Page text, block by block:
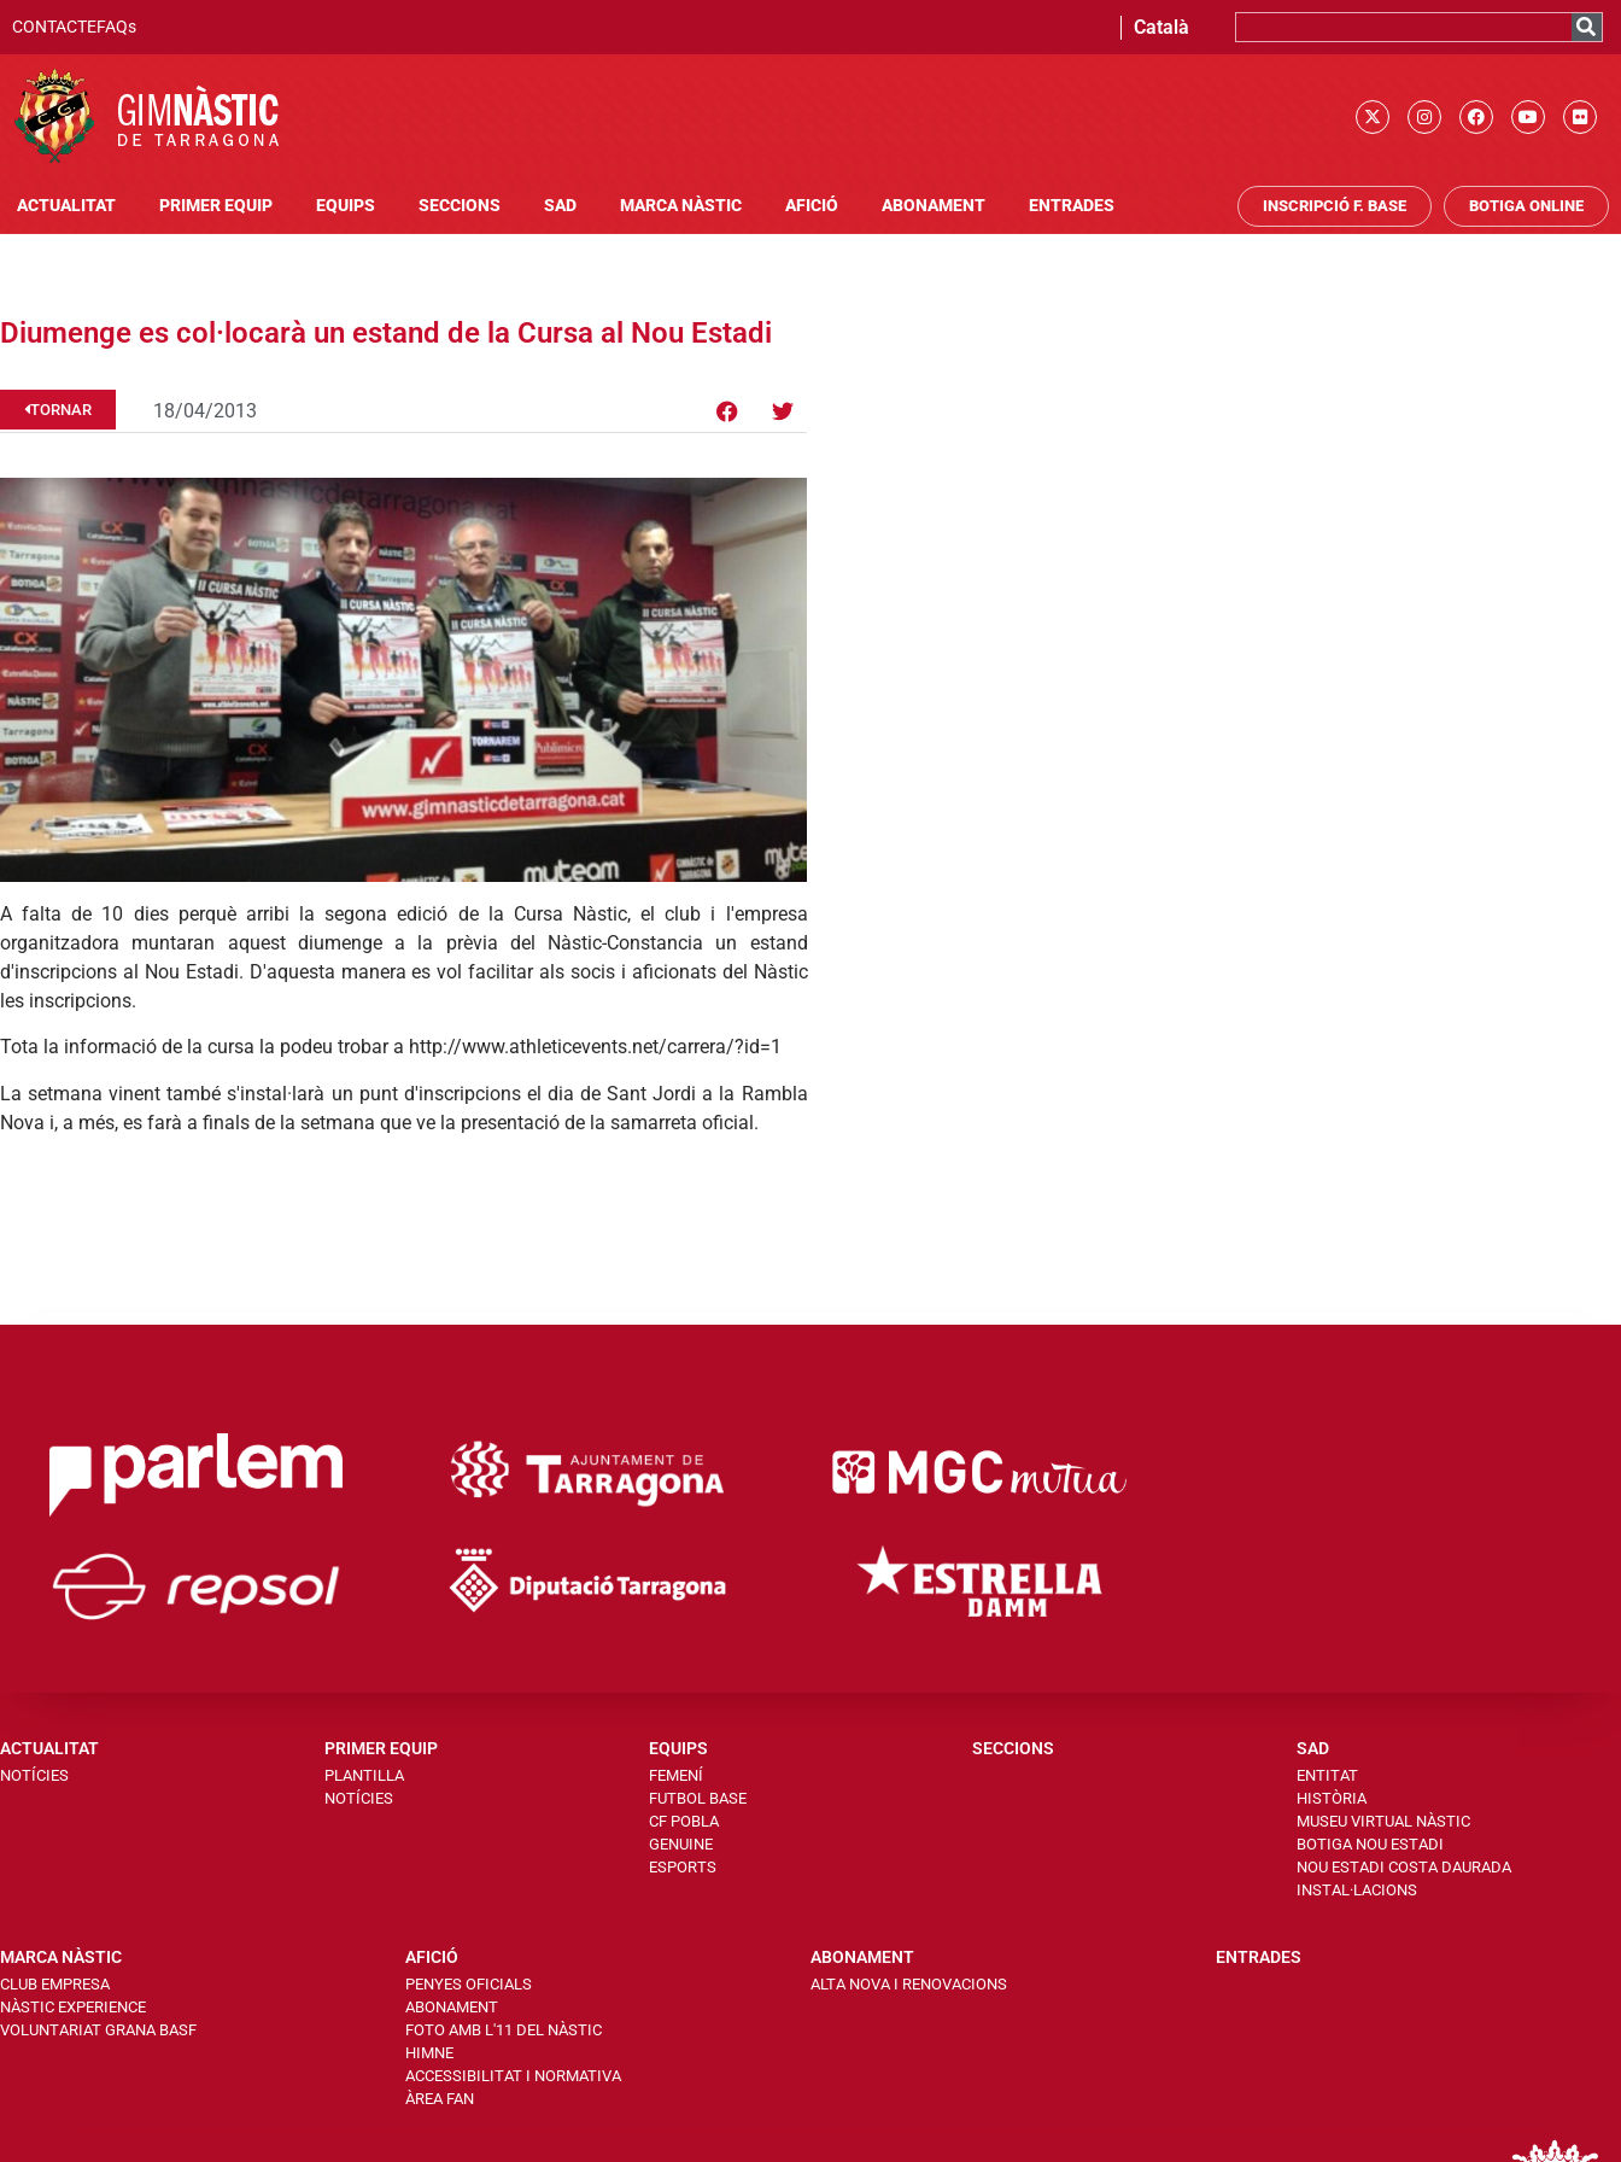
CONTACTEFAQs Català
ACTUALITAT PRIMER EQUIP EQUIPS SECCIONS SAD MARCA NÀSTIC AFICIÓ ABONAMENT ENTRADES INSCRIPCIÓ F. BASE BOTIGA ONLINE
Diumenge es col·locarà un estand de la Cursa al Nou Estadi
TORNAR 18/04/2013
Afalta de 10 dies perquè arribi lasegona edició de la Cursa Nàstic, el club i l'empresa
organitzadora
muntaran aquest diumengea la prèvia del Nàstic-Constancia un estand
d'inscripcions al Nou Estadi. D'aquesta manera es vol facilitar als socis i aficionatsdel Nàstic
les inscripcions.
Tota la informació de la cursa la podeu trobara http://www.athleticevents.net/carrera/?id=1
Lasetmana vinent també s'instal·larà un punt d'inscripcionsel dia deSant Jordi a la Rambla
Nova i, a més, es farà a finals de la setmana que ve la presentació de la samarreta oficial.
ACTUALITAT
NOTÍCIES
PRIMER EQUIP
PLANTILLA
NOTÍCIES
EQUIPS
FEMENÍ
FUTBOL BASE
CF POBLA
GENUINE
ESPORTS
SECCIONS SAD
ENTITAT
HISTÒRIA
MUSEU VIRTUAL NÀSTIC
BOTIGA NOU ESTADI
NOU ESTADI COSTA DAURADA
INSTAL·LACIONS
MARCA NÀSTIC
CLUB EMPRESA
NÀSTIC EXPERIENCE
VOLUNTARIAT GRANA BASF
AFICIÓ
PENYES OFICIALS
ABONAMENT
FOTO AMB L'11 DEL NÀSTIC
HIMNE
ACCESSIBILITAT I NORMATIVA
ÀREA FAN
ABONAMENT
ALTA NOVA I RENOVACIONS
ENTRADES